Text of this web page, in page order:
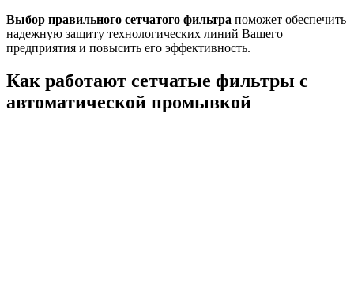
Выбор правильного сетчатого фильтра поможет обеспечить
надежную защиту технологических линий Вашего
предприятия и повысить его эффективность.
Как работают сетчатые фильтры с
автоматической промывкой